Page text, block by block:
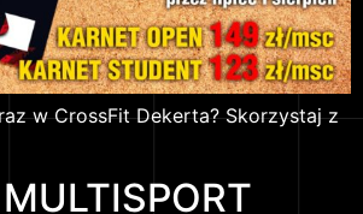
w CrossFit Dekerta? Skorzystaj z